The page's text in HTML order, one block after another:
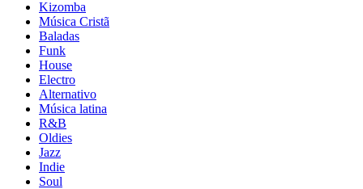
Kizomba
Música Cristã
Baladas
Funk
House
Electro
Alternativo
Música latina
R&B
Oldies
Jazz
Indie
Soul